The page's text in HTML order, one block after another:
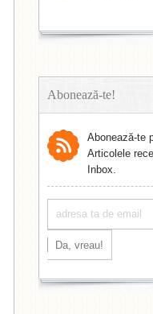
Abonează-te!
Abonează-te
Articolele
Inbox.